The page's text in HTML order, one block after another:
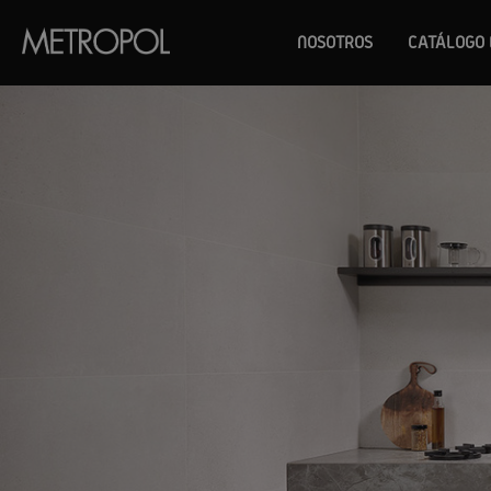
NOSOTROS CATÁLOGO